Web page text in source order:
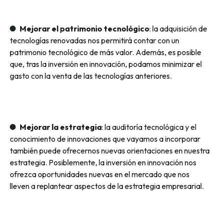
Mejorar el patrimonio tecnológico: la adquisición de
tecnologías renovadas nos permitirá contar con un
patrimonio tecnológico de más valor. Además, es posible
que, tras la inversión en innovación, podamos minimizar el
gasto con la venta de las tecnologías anteriores.
Mejorar la estrategia: la auditoría tecnológica y el
conocimiento de innovaciones que vayamos a incorporar
también puede ofrecernos nuevas orientaciones en nuestra
estrategia. Posiblemente, la inversión en innovación nos
ofrezca oportunidades nuevas en el mercado que nos
lleven a replantear aspectos de la estrategia empresarial.